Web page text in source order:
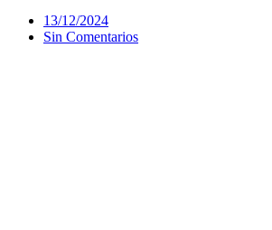
13/12/2024
Sin Comentarios